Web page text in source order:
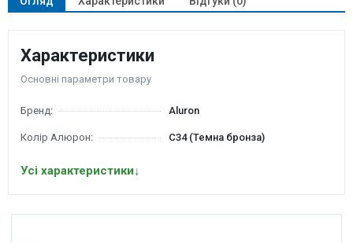
Характеристики
Основні параметри товару
Бренд: Aluron
Колір Алюрон: С34 (Темна бронза)
Усі характеристики↓